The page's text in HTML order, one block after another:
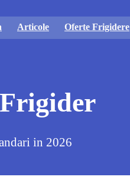
Articole Oferte Frigidere
in 2026